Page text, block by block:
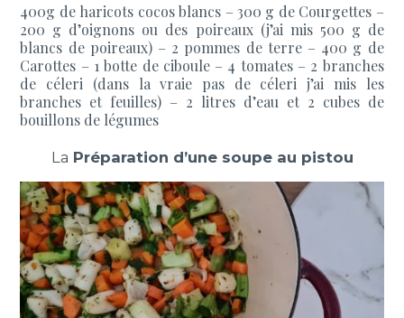
400g de haricots cocos blancs –300 g de Courgettes –
200 g d’oignons ou des poireaux (j’ai mis 500 g de
blancs de poireaux) – 2 pommes de terre – 400 g de
Carottes – 1 botte de ciboule – 4 tomates – 2 branches
de céleri (dans la vraie pas de céleri j’ai mis les
branches et feuilles) – 2 litres d’eau et 2 cubes de
bouillons de légumes
La Préparation d’une soupe au pistou